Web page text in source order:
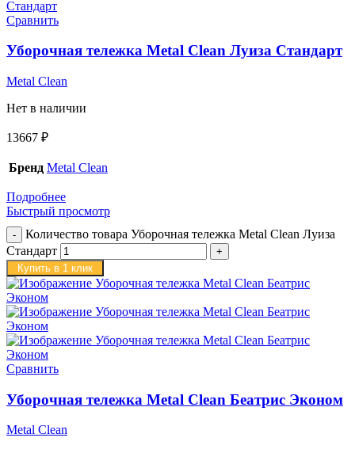
Сравнить
Уборочная тележка Metal Clean Луиза Стандарт
Metal Clean
Нет в наличии
13667 ₽
Бренд Metal Clean
Подробнее
Быстрый просмотр
Количество товара Уборочная тележка Metal Clean Луиза
Стандарт
Купить в 1 клик
Сравнить
Уборочная тележка Metal Clean Беатрис Эконом
Metal Clean